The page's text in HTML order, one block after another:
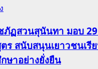
ภัฏสวนสุนันทา มอบ
ร สนับสนุนเยาวชนเรี
ษาอย่างยั่งยืน